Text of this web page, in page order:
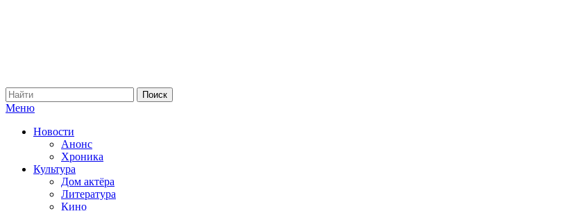
Меню
Новости
Анонс
Хроника
Культура
Дом актёра
Литература
Кино